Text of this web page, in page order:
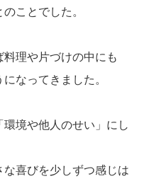
ことでした。
理や片づけの中にも
なってきました。
境や他人のせい」にし
喜びを少しずつ感じは